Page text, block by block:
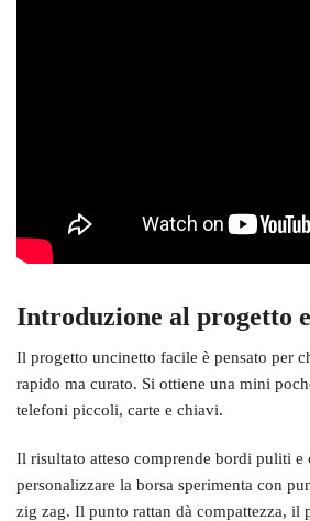
Introduzione al progetto
Il progetto uncinetto facile è pensato per
rapido ma curato. Si ottiene una mini
telefoni piccoli, carte e chiavi.
Il risultato atteso comprende bordi puliti e
personalizzare la borsa sperimenta con
zig zag. Il punto rattan dà compattezza, il